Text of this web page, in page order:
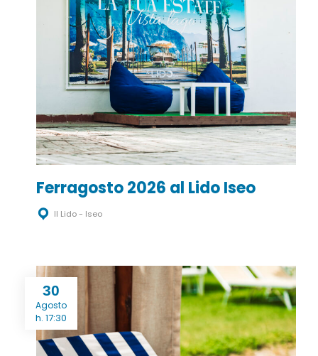
Ferragosto 2026 al Lido Iseo
Il Lido - Iseo
30
Agosto
h. 17:30